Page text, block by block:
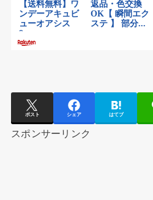
ポスト シェア はてブ
スポンサーリンク